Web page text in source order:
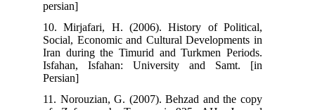
10. Mirjafari, H. (2006). History of Political,
Social, Economic and Cultural Developments in
Iran during the Timurid and Turkmen Periods.
Isfahan, Isfahan: University and Samt. [in
11. Norouzian, G. (2007). Behzad and the copy